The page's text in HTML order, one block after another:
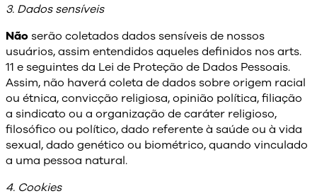
3. Dados sensíveis
Não serão coletados dados sensíveis de nossos
usuários, assim entendidos aqueles definidos nos arts.
11 e seguintes da Lei de Proteção de Dados Pessoais.
Assim, não haverá coleta de dados sobre origem racial
ou étnica, convicção religiosa, opinião política, filiação
a sindicato ou a organização de caráter religioso,
filosófico ou político, dado referente à saúde ou à vida
sexual, dado genético ou biométrico, quando vinculado
a uma pessoa natural.
4. Cookies